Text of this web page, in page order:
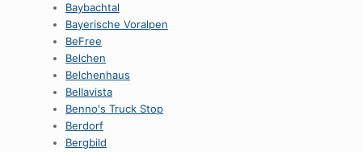
Baybachtal
Bayerische Voralpen
BeFree
Belchen
Belchenhaus
Bellavista
Benno's Truck Stop
Berdorf
Bergbild